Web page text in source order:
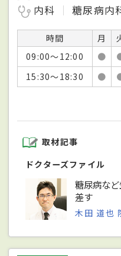
内科
糖尿病内
時間 月
09:00～12:00
●
15:30～18:30
●
取材記事
ドクターズファイル
糖尿病な
差す
木田 道也